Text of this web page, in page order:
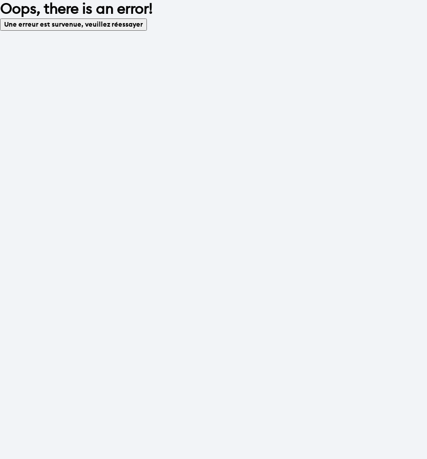
Oops, there is an error!
Une erreur est survenue, veuillez réessayer